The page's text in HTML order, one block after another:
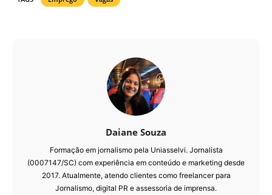
Daiane Souza
Formação em jornalismo pela Uniasselvi. Jornalista
(0007147/SC) com experiência em conteúdo e marketing desde
2017. Atualmente, atendo clientes como freelancer para
Jornalismo, digital PR e assessoria de imprensa.